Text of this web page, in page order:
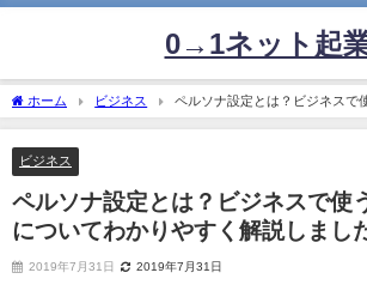
0→1ネット起
ホーム ビジネス
ペルソナ設定とは？ビジネスで
わかりやすく解説しました。
ビジネス
ペルソナ設定とは？ビジネスで使
についてわかりやすく解説しまし
2019年7月31日 2019年7月31日